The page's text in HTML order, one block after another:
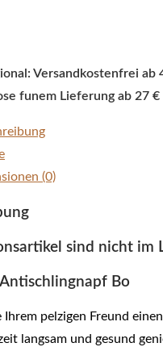
Versandkostenfrei ab
funem Lieferung ab 27 €
(0)
sind nicht im
Antischlingnapf Bo
Ihrem pelzigen Freund
langsam und gesund